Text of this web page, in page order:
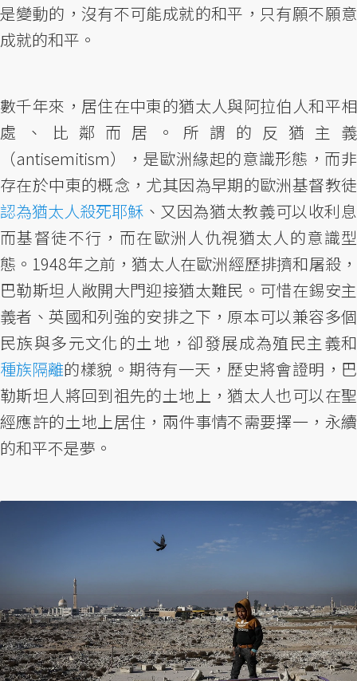
是變動的，沒有不可能成就的和平，只有願不願意
成就的和平。
數千年來，居住在中東的猶太人與阿拉伯人和平相
處、比鄰而居。所謂的反猶主義
（antisemitism），是歐洲緣起的意識形態，而非
存在於中東的概念，尤其因為早期的歐洲基督教徒
認為猶太人殺死耶穌 、又因為猶太教義可以收利息
而基督徒不行，而在歐洲人仇視猶太人的意識型
態。1948年之前，猶太人在歐洲經歷排擠和屠殺，
巴勒斯坦人敞開大門迎接猶太難民。可惜在錫安主
義者、英國和列強的安排之下，原本可以兼容多個
民族與多元文化的土地，卻發展成為殖民主義和
種族隔離的樣貌。期待有一天，歷史將會證明，巴
勒斯坦人將回到祖先的土地上，猶太人也可以在聖
經應許的土地上居住，兩件事情不需要擇一，永續
的和平不是夢。